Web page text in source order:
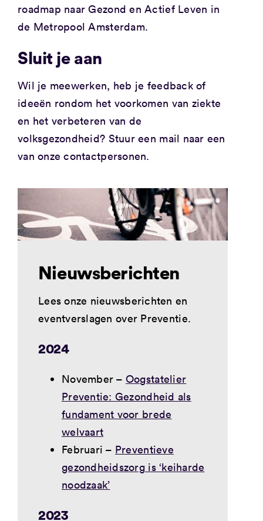
roadmap naar Gezond en Actief Leven in
de Metropool Amsterdam.
Sluit je aan
Wil je meewerken, heb je feedback of
ideeën rondom het voorkomen van ziekte
en het verbeteren van de
volksgezondheid? Stuur een mail naar een
van onze contactpersonen.
Nieuwsberichten
Lees onze nieuwsberichten en
eventverslagen over Preventie.
2024
November – Oogstatelier
Preventie: Gezondheid als
fundament voor brede
welvaart
Februari – Preventieve
gezondheidszorg is ‘keiharde
noodzaak’
2023